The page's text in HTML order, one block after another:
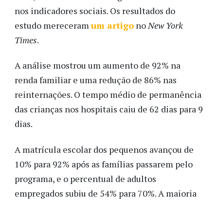
nos indicadores sociais. Os resultados do
estudo mereceram um artigo no New York
Times.
A análise mostrou um aumento de 92% na
renda familiar e uma redução de 86% nas
reinternações. O tempo médio de permanência
das crianças nos hospitais caiu de 62 dias para 9
dias.
A matrícula escolar dos pequenos avançou de
10% para 92% após as famílias passarem pelo
programa, e o percentual de adultos
empregados subiu de 54% para 70%. A maioria